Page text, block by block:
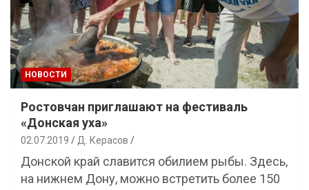
НОВОСТИ
Ростовчан приглашают на фестиваль
«Донская уха»
02.07.2019 Д. Керасов
Донской край славится обилием рыбы. Здесь,
на нижнем Дону, можно встретить более 150